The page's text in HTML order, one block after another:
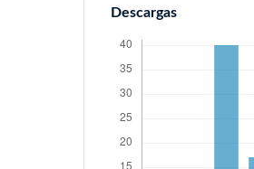
Descargas